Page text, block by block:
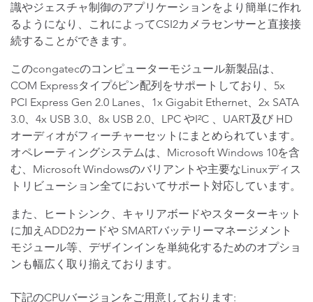
識やジェスチャ制御のアプリケーションをより簡単に作れ
るようになり、これによってCSI2カメラセンサーと直接接
続することができます。
このcongatecのコンピューターモジュール新製品は、
COM Expressタイプ6ピン配列をサポートしており、5x
PCI Express Gen 2.0 Lanes、1x Gigabit Ethernet、2x SATA
3.0、4x USB 3.0、8x USB 2.0、LPC やI²C 、UART及び HD
オーディオがフィーチャーセットにまとめられています。
オペレーティングシステムは、Microsoft Windows 10を含
む、Microsoft Windowsのバリアントや主要なLinuxディス
トリビューション全てにおいてサポート対応しています。
また、ヒートシンク、キャリアボードやスターターキット
に加えADD2カードや SMARTバッテリーマネージメント
モジュール等、デザインインを単純化するためのオプショ
ンも幅広く取り揃えております。
下記のCPUバージョンをご用意しております: